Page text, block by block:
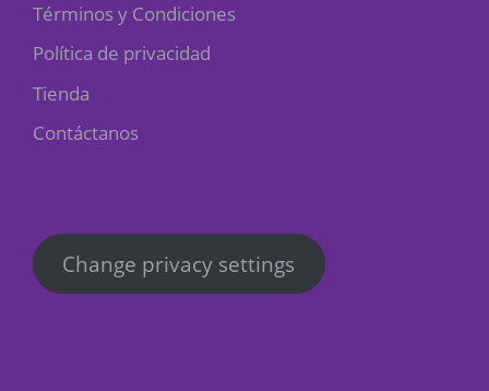
Términos y Condiciones
Política de privacidad
Tienda
Contáctanos
Change privacy settings